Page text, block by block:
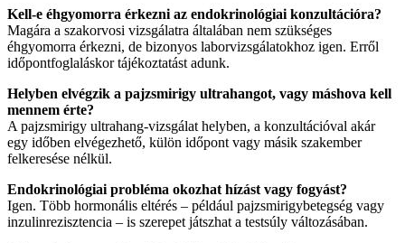
Kell-e éhgyomorra érkezni az endokrinológiai konzultációra?
Magára a szakorvosi vizsgálatra általában nem szükséges
éhgyomorra érkezni, de bizonyos laborvizsgálatokhoz igen. Erről
időpontfoglaláskor tájékoztatást adunk.
Helyben elvégzik a pajzsmirigy ultrahangot, vagy máshova kell
mennem érte?
A pajzsmirigy ultrahang-vizsgálat helyben, a konzultációval akár
egy időben elvégezhető, külön időpont vagy másik szakember
felkeresése nélkül.
Endokrinológiai probléma okozhat hízást vagy fogyást?
Igen. Több hormonális eltérés – például pajzsmirigybetegség vagy
inzulinrezisztencia – is szerepet játszhat a testsúly változásában.